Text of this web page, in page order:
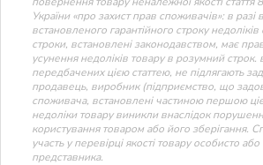
України «про захист прав споживачів»: в
встановленого гарантійного строку
строки, встановлені законодавством, має
усунення недоліків товару в розумний
передбачених цією статтею, не підлягають
продавець, виробник (підприємство, що
споживача, встановлені частиною першою
недоліки товару виникли внаслідок
користування товаром або його зберігання.
участь у перевірці якості товару особисто
представника.